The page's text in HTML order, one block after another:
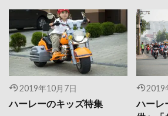
2019年10月7日
ハーレーのキッズ特集
2019
ハーレ